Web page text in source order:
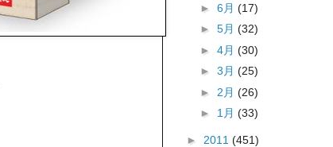
► 6月 (17)
► 5月 (32)
► 4月 (30)
► 3月 (25)
► 2月 (26)
► 1月 (33)
► 2011 (451)